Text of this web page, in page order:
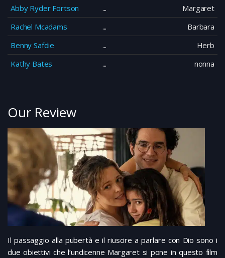
Abby Ryder Fortson
Margaret
Rachel Mcadams
Barbara
Benny Safdie
Herb
Kathy Bates
nonna
Our Review
Il passaggio alla pubertà e il riuscire a parlare con Dio sono i
due obiettivi che l’undicenne Margaret si pone in questo film